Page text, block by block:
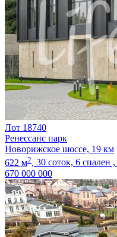
Лот 18740
Ренессанс парк
Новорижское шоссе, 19 км
622 м2, 30 соток, 6 спален ,
670 000 000